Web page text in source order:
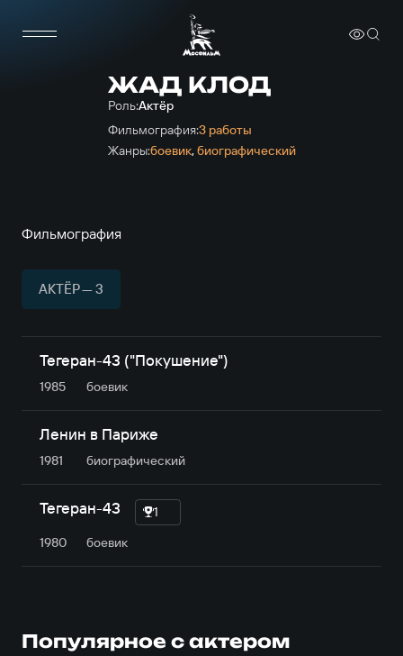
ЖАД КЛОД
Роль:Актёр
Фильмография:3 работы
Жанры:боевик,биографический
Фильмография
АКТЁР — 3
Тегеран-43 ("Покушение")
1985 боевик
Ленин в Париже
1981 биографический
Тегеран-43
1
1980
боевик
Популярное с актером